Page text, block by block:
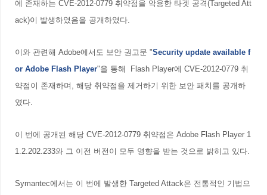
에 존재하는 CVE-2012-0779 취약점을 악용한 타겟 공격(Targeted Att
ack)이 발생하였음을 공개하였다.
이와 관련해 Adobe에서도 보안 권고문 "Security update available f
or Adobe Flash Player"을 통해 Flash Player에 CVE-2012-0779 취
약점이 존재하며, 해당 취약점을 제거하기 위한 보안 패치를 공개하
였다.
이 번에 공개된 해당 CVE-2012-0779 취약점은 Adobe Flash Player 1
1.2.202.233와 그 이전 버전이 모두 영향을 받는 것으로 밝히고 있다.
Symantec에서는 이 번에 발생한 Targeted Attack은 전통적인 기법으